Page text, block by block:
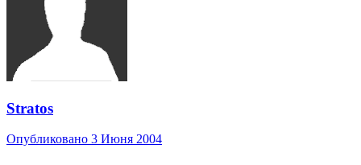
Stratos
Опубликовано 3 Июня 2004